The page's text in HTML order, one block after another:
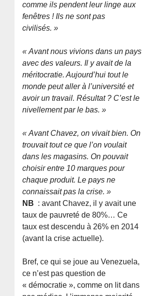
comme ils pendent leur linge aux
fenêtres ! Ils ne sont pas
civilisés. »
« Avant nous vivions dans un pays
avec des valeurs. Il y avait de la
méritocratie. Aujourd’hui tout le
monde peut aller à l’université et
avoir un travail. Résultat ? C’est le
nivellement par le bas. »
« Avant Chavez, on vivait bien. On
trouvait tout ce que l’on voulait
dans les magasins. On pouvait
choisir entre 10 marques pour
chaque produit. Le pays ne
connaissait pas la crise. »
NB : avant Chavez, il y avait une
taux de pauvreté de 80%… Ce
taux est descendu à 26% en 2014
(avant la crise actuelle).
Bref, ce qui se joue au Venezuela,
ce n’est pas question de
« démocratie », comme on lit dans